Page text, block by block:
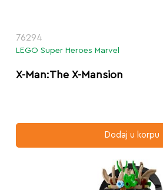
76294
LEGO Super Heroes Marvel
X-Man:The X-Mansion
Dodaj u korpu